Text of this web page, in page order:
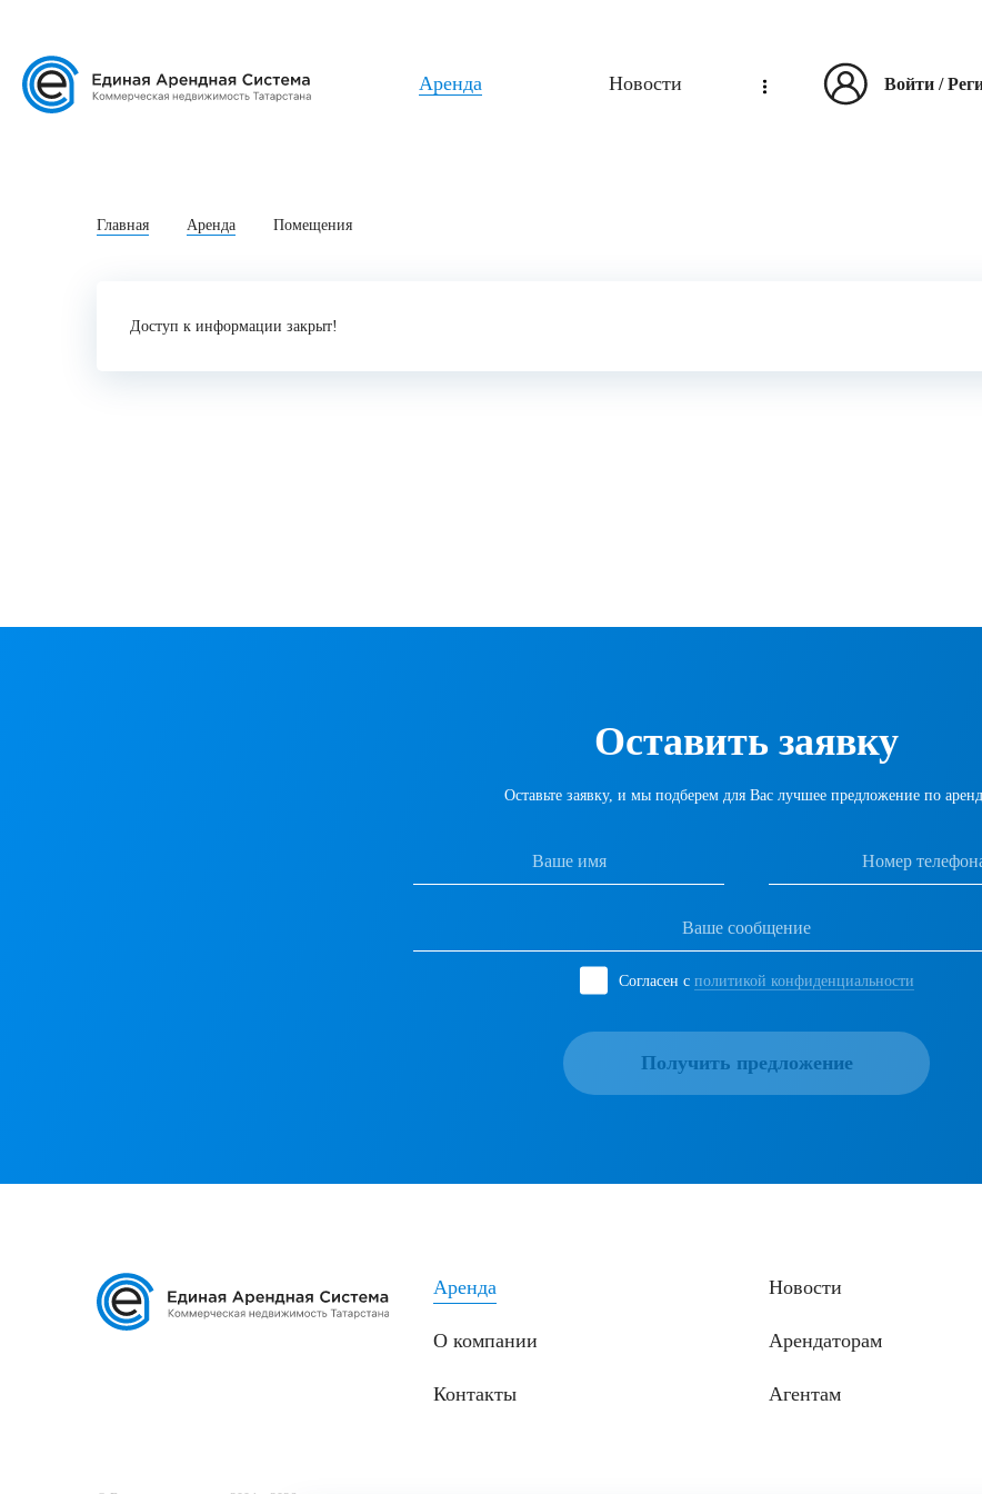
Аренда Новости Войти /
Главная Аренда Помещения
Доступ к информации закрыт!
Оставить заявку
Оставьте заявку, и мы подберем для Вас лучшее предложение по
Согласен с политикой конфиденциальности
Получить предложение
Аренда Новости
О компании Арендаторам
Контакты Агентам